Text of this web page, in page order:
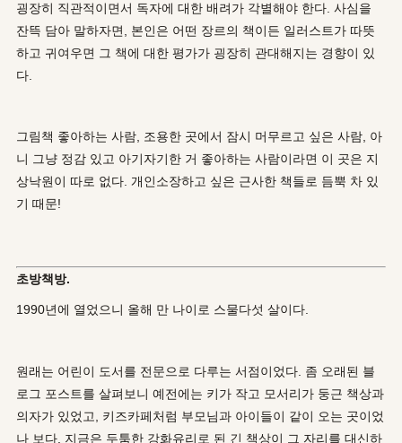
굉장히 직관적이면서 독자에 대한 배려가 각별해야 한다. 사심을
잔뜩 담아 말하자면, 본인은 어떤 장르의 책이든 일러스트가 따뜻
하고 귀여우면 그 책에 대한 평가가 굉장히 관대해지는 경향이 있
다.
그림책 좋아하는 사람, 조용한 곳에서 잠시 머무르고 싶은 사람, 아
니 그냥 정감 있고 아기자기한 거 좋아하는 사람이라면 이 곳은 지
상낙원이 따로 없다. 개인소장하고 싶은 근사한 책들로 듬뿍 차 있
기 때문!
초방책방.
1990년에 열었으니 올해 만 나이로 스물다섯 살이다.
원래는 어린이 도서를 전문으로 다루는 서점이었다. 좀 오래된 블
로그 포스트를 살펴보니 예전에는 키가 작고 모서리가 둥근 책상과
의자가 있었고, 키즈카페처럼 부모님과 아이들이 같이 오는 곳이었
나 보다. 지금은 두툼한 강화유리로 된 긴 책상이 그 자리를 대신하